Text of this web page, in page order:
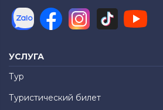
УСЛУГА
Тур
Туристический билет